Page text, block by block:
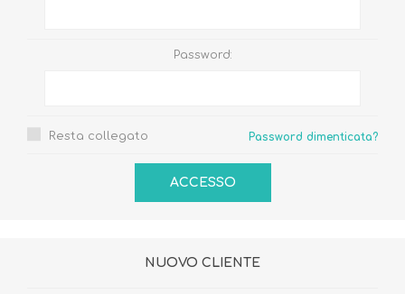
Password:
Resta collegato Password dimenticata?
NUOVO CLIENTE